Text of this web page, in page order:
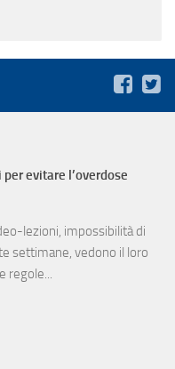
evitare l’overdose
lezioni, impossibilità di
settimane, vedono il loro
regole...